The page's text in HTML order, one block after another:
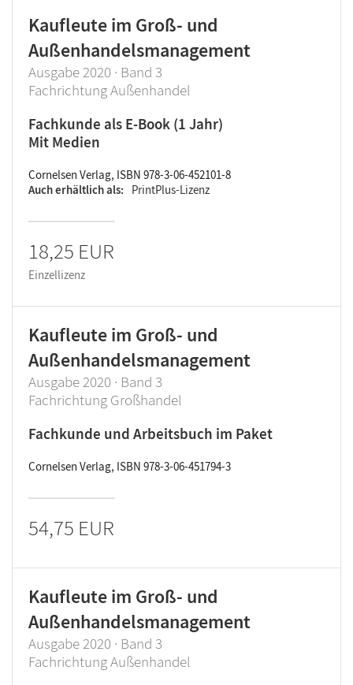
Kaufleute im Groß- und
Außenhandelsmanagement
Ausgabe 2020 · Band 3
Fachrichtung Außenhandel
Fachkunde als E-Book (1 Jahr)
Mit Medien
Cornelsen Verlag, ISBN 978-3-06-452101-8
Auch erhältlich als
PrintPlus-Lizenz
18,25 EUR
Einzellizenz
Kaufleute im Groß- und
Außenhandelsmanagement
Ausgabe 2020 · Band 3
Fachrichtung Großhandel
Fachkunde und Arbeitsbuch im Paket
Cornelsen Verlag, ISBN 978-3-06-451794-3
54,75 EUR
Kaufleute im Groß- und
Außenhandelsmanagement
Ausgabe 2020 · Band 3
Fachrichtung Außenhandel